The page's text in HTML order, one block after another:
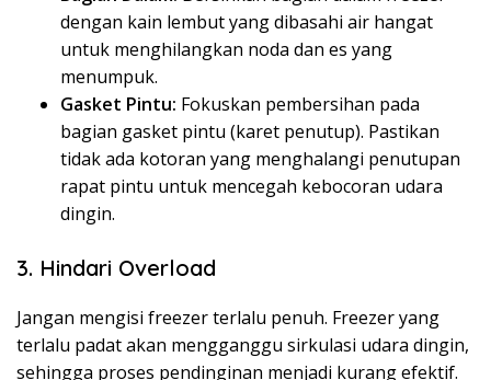
dengan kain lembut yang dibasahi air hangat
untuk menghilangkan noda dan es yang
menumpuk.
Gasket Pintu: Fokuskan pembersihan pada
bagian gasket pintu (karet penutup). Pastikan
tidak ada kotoran yang menghalangi penutupan
rapat pintu untuk mencegah kebocoran udara
dingin.
3. Hindari Overload
Jangan mengisi freezer terlalu penuh. Freezer yang
terlalu padat akan mengganggu sirkulasi udara dingin,
sehingga proses pendinginan menjadi kurang efektif.